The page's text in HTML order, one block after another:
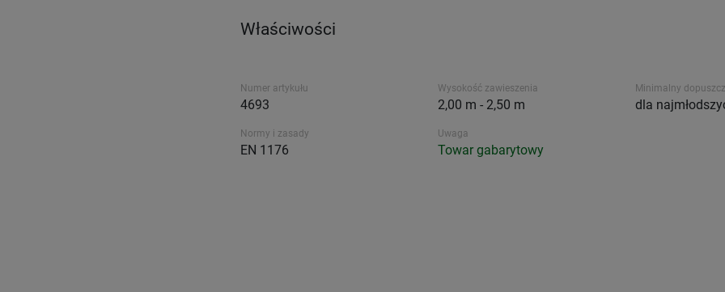
Właściwości
Numer artykułu
4693
Wysokość zawieszenia
2,00 m - 2,50 m
Minimalny
dla
Normy i zasady
EN 1176
Uwaga
Towar gabarytowy